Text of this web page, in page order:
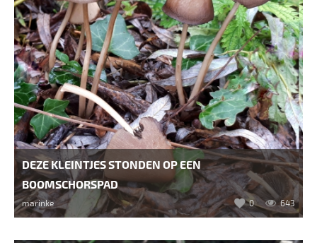
DEZE KLEINTJES STONDEN OP EEN
BOOMSCHORSPAD
marinke 0 643